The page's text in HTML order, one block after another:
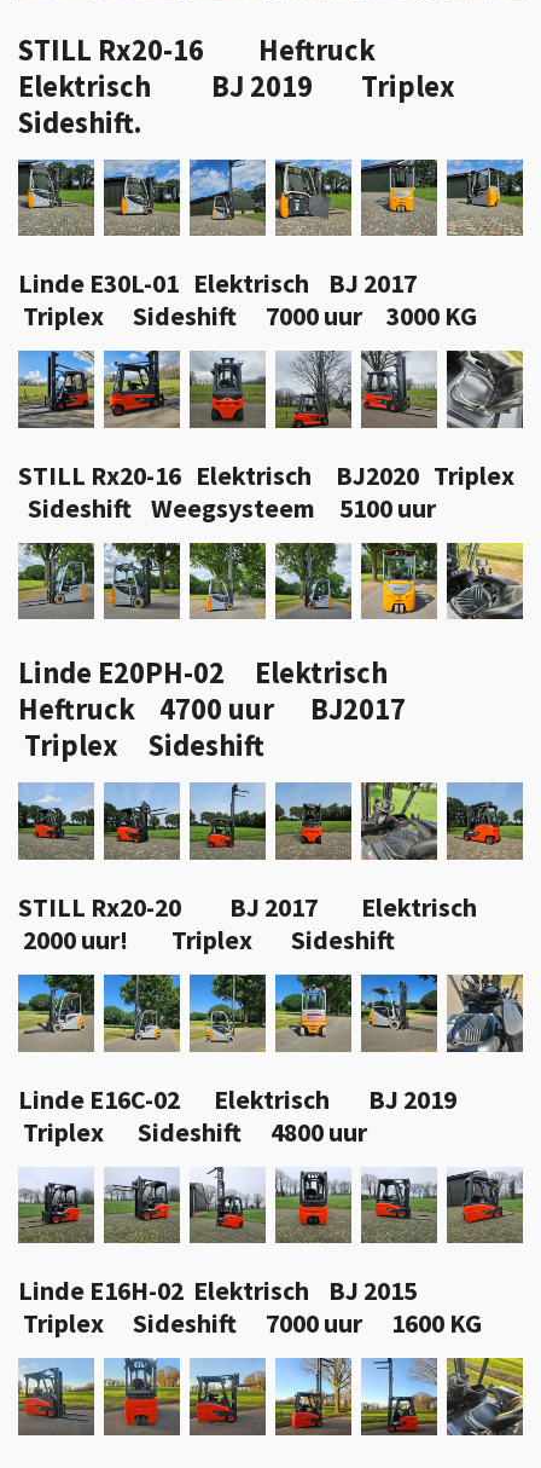
STILL Rx20-16 Heftruck
Elektrisch BJ 2019 Triplex
Sideshift.
Linde E30L-01 Elektrisch BJ 2017
Triplex Sideshift 7000 uur 3000 KG
STILL Rx20-16 Elektrisch BJ2020 Triplex
Sideshift Weegsysteem 5100 uur
Linde E20PH-02 Elektrisch
Heftruck 4700 uur BJ2017
Triplex Sideshift
STILL Rx20-20 BJ 2017 Elektrisch
2000 uur! Triplex Sideshift
Linde E16C-02 Elektrisch BJ 2019
Triplex Sideshift 4800 uur
Linde E16H-02 Elektrisch BJ 2015
Triplex Sideshift 7000 uur 1600 KG